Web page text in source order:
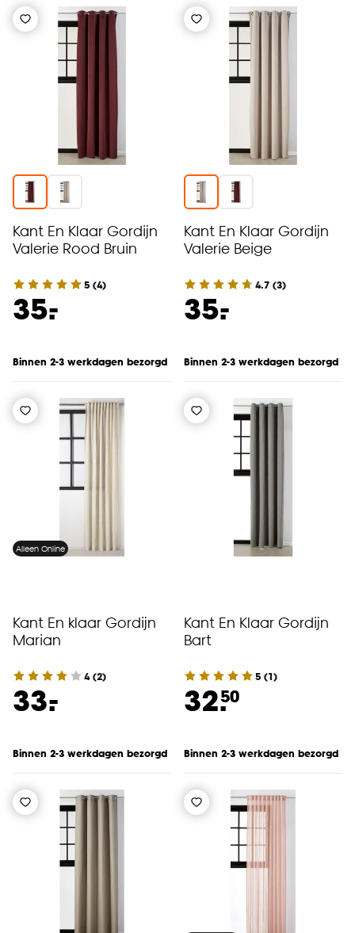
Kant En Klaar Gordijn
Valerie Rood Bruin
5 (4)
35.
-
Binnen 2-3 werkdagen bezorgd
Kant En Klaar Gordijn
Valerie Beige
4.7 (3)
35.
-
Binnen 2-3 werkdagen bezorgd
Alleen Online
Kant En klaar Gordijn
Marian
4(2)
33.
-
Binnen 2-3 werkdagen bezorgd
Kant En Klaar Gordijn
Bart
5 (1)
32.50
Binnen 2-3 werkdagen bezorgd